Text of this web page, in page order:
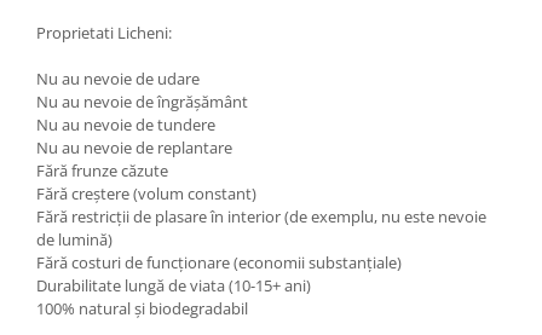
Proprietati Licheni:
Nu au nevoie de udare
Nu au nevoie de îngrășământ
Nu au nevoie de tundere
Nu au nevoie de replantare
Fără frunze căzute
Fără creștere (volum constant)
Fără restricții de plasare în interior (de exemplu, nu este nevoie
de lumină)
Fără costuri de funcționare (economii substanțiale)
Durabilitate lungă de viata (10-15+ ani)
100% natural și biodegradabil